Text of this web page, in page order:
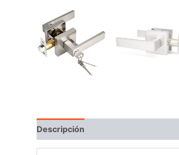
Descripción